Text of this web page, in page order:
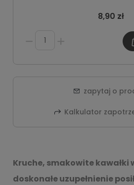
8,90 zł
zapytaj o
Kalkulator
Kruche, smakowite kawałki
doskonałe uzupełnienie